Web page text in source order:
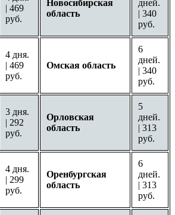
| 469
руб.
Новосибирская
область
дней.
| 340
руб.
4 дня.
| 469
руб.
Омская область
6
дней.
| 340
руб.
3 дня.
| 292
руб.
Орловская
область
5
дней.
| 313
руб.
4 дня.
| 299
руб.
Оренбургская
область
6
дней.
| 313
руб.